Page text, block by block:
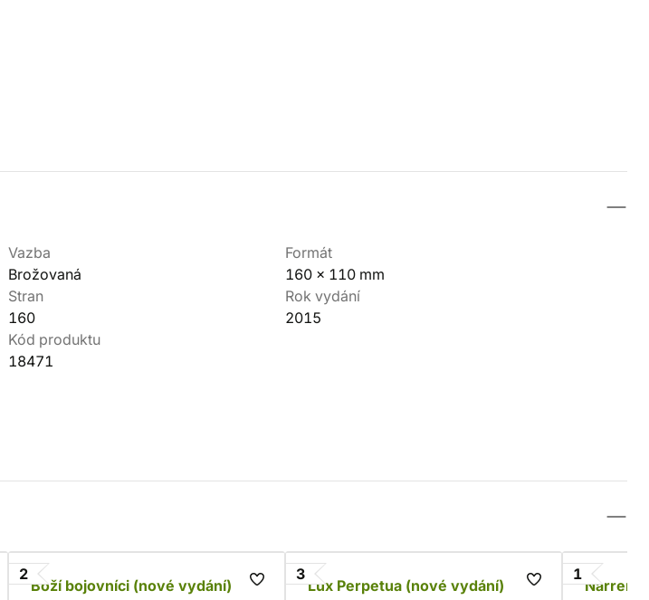
Vazba
Brožovaná
Formát
160 x 110 mm
Stran
160
Rok vydání
2015
Kód produktu
18471
2
Boží bojovníci (nové vydání)
3
Lux Perpetua (nové vydání)
1